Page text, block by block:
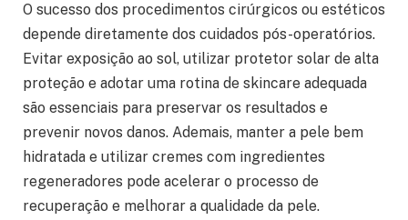
O sucesso dos procedimentos cirúrgicos ou estéticos
depende diretamente dos cuidados pós-operatórios.
Evitar exposição ao sol, utilizar protetor solar de alta
proteção e adotar uma rotina de skincare adequada
são essenciais para preservar os resultados e
prevenir novos danos. Ademais, manter a pele bem
hidratada e utilizar cremes com ingredientes
regeneradores pode acelerar o processo de
recuperação e melhorar a qualidade da pele.